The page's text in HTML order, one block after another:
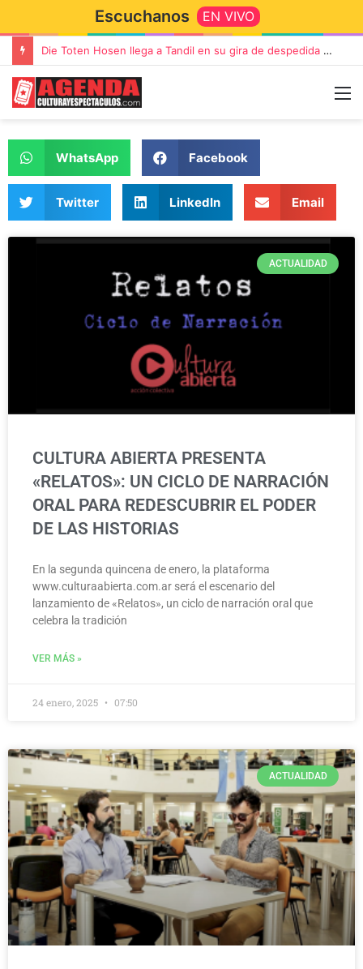
Escuchanos EN VIVO
Die Toten Hosen llega a Tandil en su gira de despedida «Fútbol, Asado, Vino y Adiós Amigos»
WhatsApp Facebook
Twitter LinkedIn Email
ACTUALIDAD
CULTURA ABIERTA PRESENTA
«RELATOS»: UN CICLO DE NARRACIÓN
ORAL PARA REDESCUBRIR EL PODER
DE LAS HISTORIAS
En la segunda quincena de enero, la plataforma
www.culturaabierta.com.ar será el escenario del
lanzamiento de «Relatos», un ciclo de narración oral que
celebra la tradición
VER MÁS »
24 enero, 2025 07:50
ACTUALIDAD